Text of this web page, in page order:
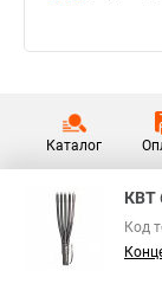
Каталог
КВТ
Код